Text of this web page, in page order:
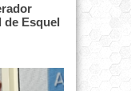
de Esquel